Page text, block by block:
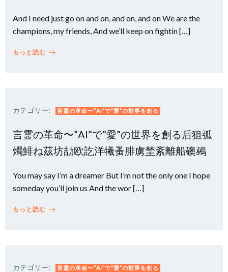
And I need just go on and on, and on, and on We are the
champions, my friends, And we’ll keep on fightin […]
もっと読む
カテゴリー: 言霊の革命〜”AI”で”愛”の世界を創る
言霊の革命〜”AI”で”愛”の世界を創る后狙弧
燭鯡ね茲坊劼欧訖洋犧蚤腓虜埜紊離船礇鵐
You may say I’m a dreamer But I’m not the only one I hope
someday you’ll join us And the wor […]
もっと読む
カテゴリー: 言霊の革命〜”AI”で”愛”の世界を創る